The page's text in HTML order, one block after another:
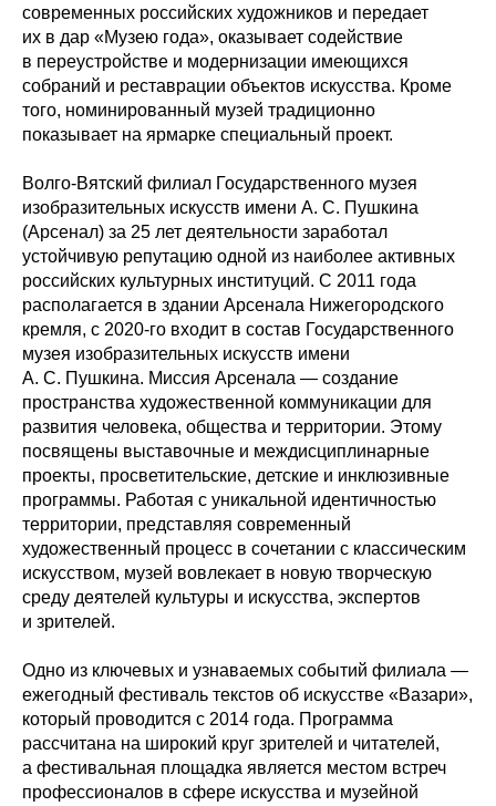
современных российских художников и передает
их в дар «Музею года», оказывает содействие
в переустройстве и модернизации имеющихся
собраний и реставрации объектов искусства. Кроме
того, номинированный музей традиционно
показывает на ярмарке специальный проект.
Волго-Вятский филиал Государственного музея
изобразительных искусств имени А. С. Пушкина
(Арсенал) за 25 лет деятельности заработал
устойчивую репутацию одной из наиболее активных
российских культурных институций. С 2011 года
располагается в здании Арсенала Нижегородского
кремля, с 2020-го входит в состав Государственного
музея изобразительных искусств имени
А. С. Пушкина. Миссия Арсенала — создание
пространства художественной коммуникации для
развития человека, общества и территории. Этому
посвящены выставочные и междисциплинарные
проекты, просветительские, детские и инклюзивные
программы. Работая с уникальной идентичностью
территории, представляя современный
художественный процесс в сочетании с классическим
искусством, музей вовлекает в новую творческую
среду деятелей культуры и искусства, экспертов
и зрителей.
Одно из ключевых и узнаваемых событий филиала —
ежегодный фестиваль текстов об искусстве «Вазари»,
который проводится с 2014 года. Программа
рассчитана на широкий круг зрителей и читателей,
а фестивальная площадка является местом встреч
профессионалов в сфере искусства и музейной